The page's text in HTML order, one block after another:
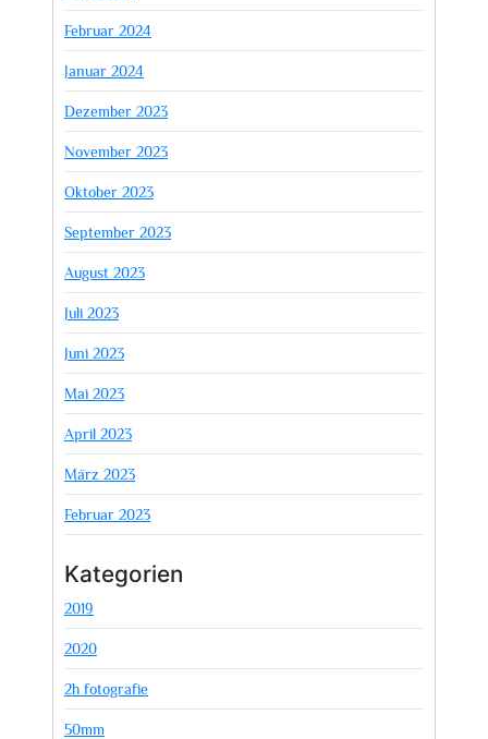
Februar 2024
Januar 2024
Dezember 2023
November 2023
Oktober 2023
September 2023
August 2023
Juli 2023
Juni 2023
Mai 2023
April 2023
März 2023
Februar 2023
Kategorien
2019
2020
2h fotografie
50mm